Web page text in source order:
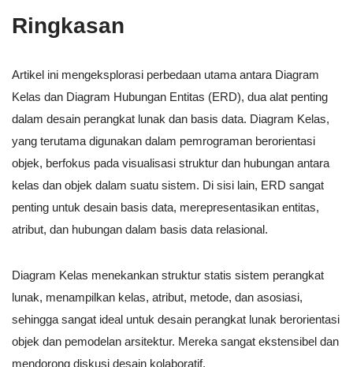
Ringkasan
Artikel ini mengeksplorasi perbedaan utama antara Diagram
Kelas dan Diagram Hubungan Entitas (ERD), dua alat penting
dalam desain perangkat lunak dan basis data. Diagram Kelas,
yang terutama digunakan dalam pemrograman berorientasi
objek, berfokus pada visualisasi struktur dan hubungan antara
kelas dan objek dalam suatu sistem. Di sisi lain, ERD sangat
penting untuk desain basis data, merepresentasikan entitas,
atribut, dan hubungan dalam basis data relasional.
Diagram Kelas menekankan struktur statis sistem perangkat
lunak, menampilkan kelas, atribut, metode, dan asosiasi,
sehingga sangat ideal untuk desain perangkat lunak berorientasi
objek dan pemodelan arsitektur. Mereka sangat ekstensibel dan
mendorong diskusi desain kolaboratif.